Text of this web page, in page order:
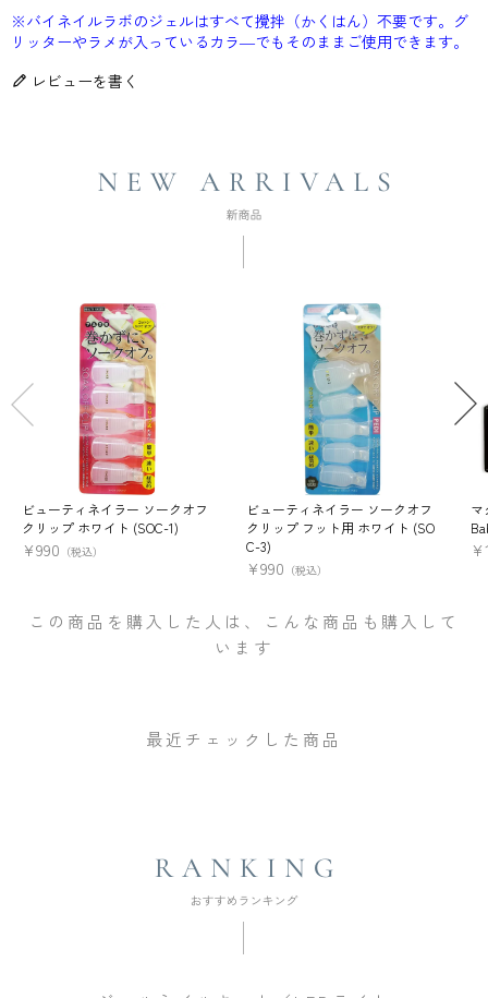
※バイネイルラボのジェルはすべて攪拌（かくはん）不要です。グ
リッターやラメが入っているカラ―でもそのままご使用できます。
レビューを書く
ビューティネイラー ソークオフ
クリップ ホワイト (SOC-1)
¥990 （税込）
ビューティネイラー ソークオフ
クリップ フット用 ホワイト (SO
C-3)
¥990 （税込）
マ
¥
この商品を購入した人は、こんな商品も購入して
います
最近チェックした商品